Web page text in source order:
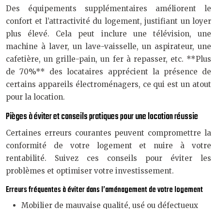
Des équipements supplémentaires améliorent le
confort et l’attractivité du logement, justifiant un loyer
plus élevé. Cela peut inclure une télévision, une
machine à laver, un lave-vaisselle, un aspirateur, une
cafetière, un grille-pain, un fer à repasser, etc. **Plus
de 70%** des locataires apprécient la présence de
certains appareils électroménagers, ce qui est un atout
pour la location.
Pièges à éviter et conseils pratiques pour une location réussie
Certaines erreurs courantes peuvent compromettre la
conformité de votre logement et nuire à votre
rentabilité. Suivez ces conseils pour éviter les
problèmes et optimiser votre investissement.
Erreurs fréquentes à éviter dans l’aménagement de votre logement
Mobilier de mauvaise qualité, usé ou défectueux